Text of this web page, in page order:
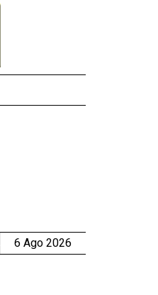
6 Ago 2026